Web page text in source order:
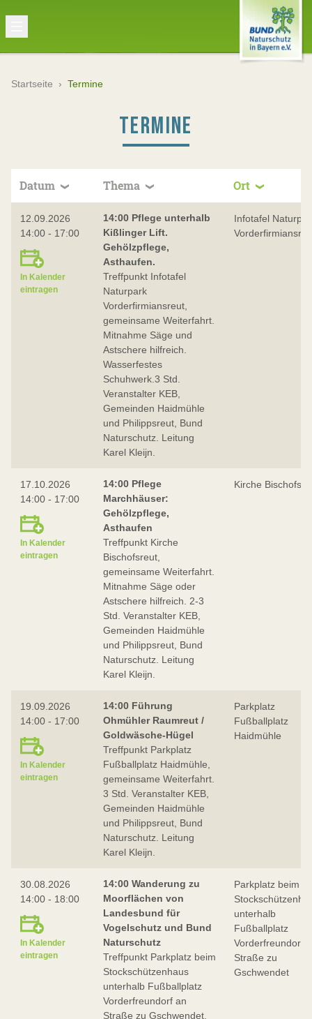
Startseite › Termine
TERMINE
Datum Thema Ort
12.09.2026
14:00 - 17:00
In Kalender
eintragen
14:00 Pflege unterhalb
Kißlinger Lift.
Gehölzpflege,
Asthaufen.
Treffpunkt Infotafel
Naturpark
Vorderfirmiansreut,
gemeinsame Weiterfahrt.
Mitnahme Säge und
Astschere hilfreich.
Wasserfestes
Schuhwerk.3 Std.
Veranstalter KEB,
Gemeinden Haidmühle
und Philippsreut, Bund
Naturschutz. Leitung
Karel Kleijn.
Infotafel
17.10.2026
14:00 - 17:00
In Kalender
eintragen
14:00 Pflege
Marchhäuser:
Gehölzpflege,
Asthaufen
Treffpunkt Kirche
Bischofsreut,
gemeinsame Weiterfahrt.
Mitnahme Säge oder
Astschere hilfreich. 2-3
Std. Veranstalter KEB,
Gemeinden Haidmühle
und Philippsreut, Bund
Naturschutz. Leitung
Karel Kleijn.
Kirche
19.09.2026
14:00 - 17:00
In Kalender
eintragen
14:00 Führung
Ohmühler Raumreut /
Goldwäsche-Hügel
Treffpunkt Parkplatz
Fußballplatz Haidmühle,
gemeinsame Weiterfahrt.
3 Std. Veranstalter KEB,
Gemeinden Haidmühle
und Philippsreut, Bund
Naturschutz. Leitung
Karel Kleijn.
Parkplatz
Fußballplatz
Haidmühle
30.08.2026
14:00 - 18:00
In Kalender
eintragen
14:00 Wanderung zu
Moorflächen von
Landesbund für
Vogelschutz und Bund
Naturschutz
Treffpunkt Parkplatz beim
Stockschützenhaus
unterhalb Fußballplatz
Vorderfreundorf an
Straße zu Gschwendet.
Parkplatz beim
unterhalb
Fußballplatz
Vorderfreundorf
Straße zu
Gschwendet